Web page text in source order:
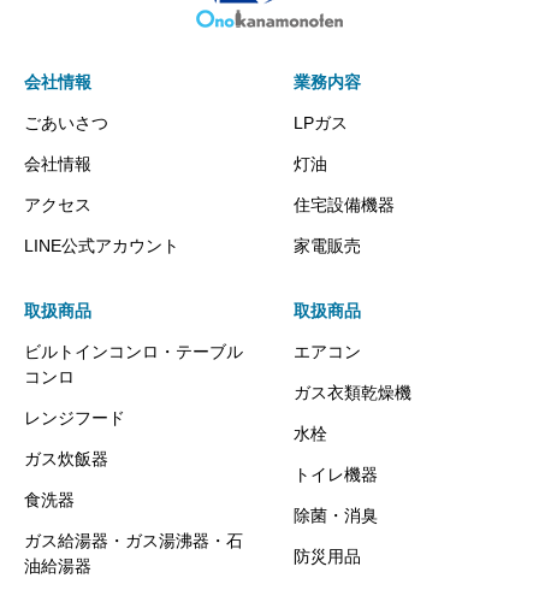
会社情報
ごあいさつ
会社情報
アクセス
LINE公式アカウント
業務内容
LPガス
灯油
住宅設備機器
家電販売
取扱商品
ビルトインコンロ・テーブル
コンロ
レンジフード
ガス炊飯器
食洗器
ガス給湯器・ガス湯沸器・石
油給湯器
取扱商品
エアコン
ガス衣類乾燥機
水栓
トイレ機器
除菌・消臭
防災用品